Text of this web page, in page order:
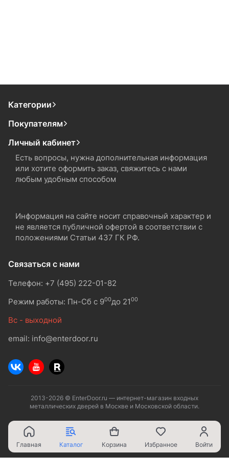
Категории
Покупателям
Личный кабинет
Есть вопросы, нужна дополнительная информация
или хотите оформить заказ, свяжитесь с нами
любым удобным способом
Информация на сайте носит справочный характер и
не является публичной офертой в соответствии с
положениями Статьи 437 ГК РФ.
Связаться с нами
Телефон: +7 (495) 222-01-82
Режим работы: Пн-Сб с 900до 2100
Вс - выходной
email: info@enterdoor.ru
2013-2026 © EnterDoor.ru — интернет-магазин входных
металлических дверей в Москве и Московской области.
Главная Каталог Корзина Избранное Войти